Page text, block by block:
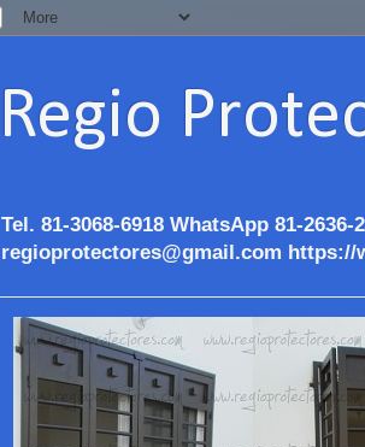
Regio
Tel. 81-3068-6918 WhatsApp 81-
regioprotectores@gmail.com https://